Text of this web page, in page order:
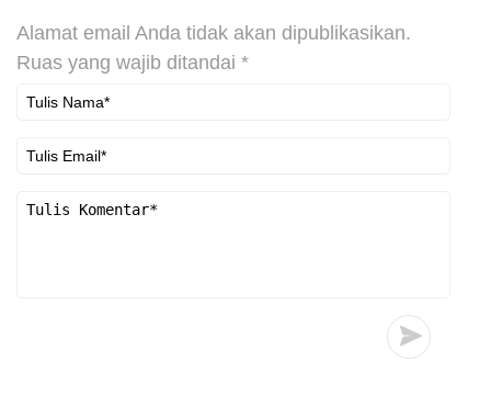
Alamat email Anda tidak akan dipublikasikan.
Ruas yang wajib ditandai *